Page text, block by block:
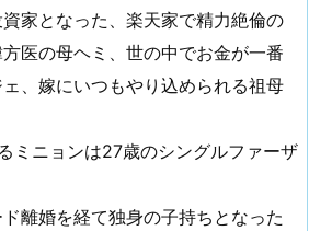
家となった、楽天家で精力絶倫の
医の母ヘミ、世の中でお金が一番
、嫁にいつもやり込められる祖母
ミニョンは27歳のシングルファーザ
離婚を経て独身の子持ちとなった